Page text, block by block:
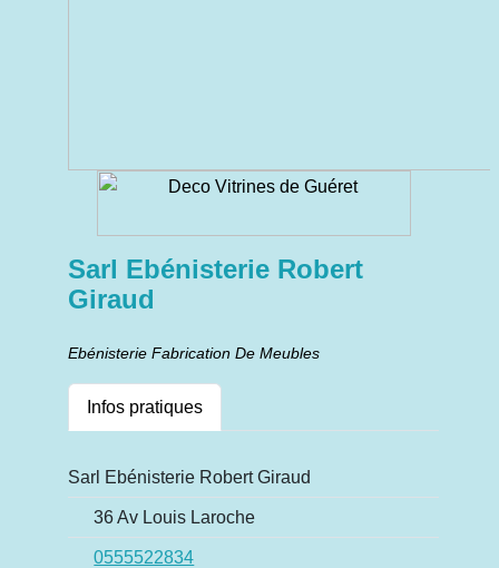
Sarl Ebénisterie Robert
Giraud
Ebénisterie Fabrication De Meubles
Infos pratiques
Sarl Ebénisterie Robert Giraud
36 Av Louis Laroche
0555522834